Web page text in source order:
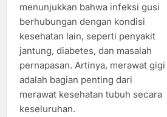
menunjukkan bahwa infeksi gusi
berhubungan dengan kondisi
kesehatan lain, seperti penyakit
jantung, diabetes, dan masalah
pernapasan. Artinya, merawat gigi
adalah bagian penting dari
merawat kesehatan tubuh secara
keseluruhan.